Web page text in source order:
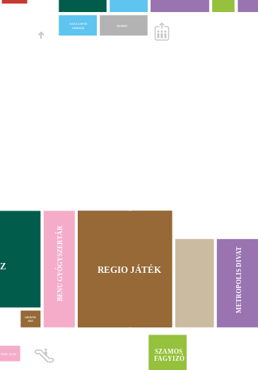
MOSDÓ
EXCLUSIVE
CHANGE
BENU GYÓGYSZERTÁR REGIO JÁTÉK METROPOLIS DIVAT
SZAMOS
FAGYIZÓ
NAIL & GO
GRAVÍR
ABC